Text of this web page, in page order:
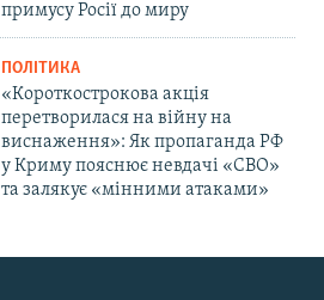
примусу Росії до миру
ПОЛІТИКА
«Короткострокова акція
перетворилася на війну на
виснаження»: Як пропаганда РФ
у Криму пояснює невдачі «СВО»
та залякує «мінними атаками»